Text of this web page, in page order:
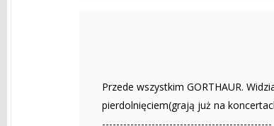
Przede wszystkim GORTHAUR.
pierdolnięciem(grają już na